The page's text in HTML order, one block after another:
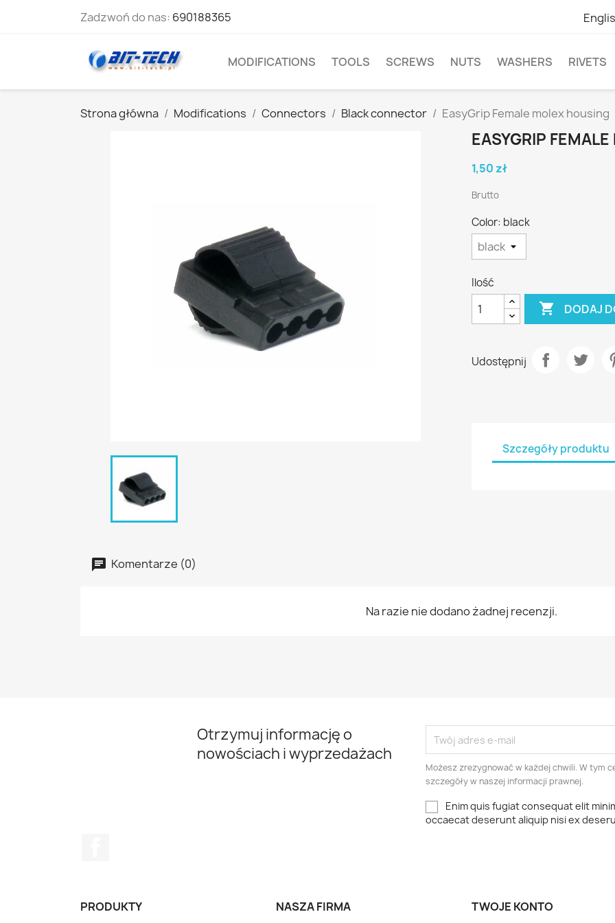
Zadzwoń do nas: 690188365
MODIFICATIONS TOOLS SCREWS NUTS WASHERS RIVETS
Strona główna Modifications Connectors Black connector EasyGrip Female molex housing
EASYGRIP
1,50 zł
Brutto
Color: black
Ilość
 DODAJ
Udostępnij
Szczegóły produktu
Komentarze (0)
Na razie nie dodano żadnej recenzji.
Otrzymuj informację o
nowościach i wyprzedażach
Możesz zrezygnować w każdej chwili. W tym
szczegóły w naszej informacji prawnej.
Enim quis fugiat consequat elit
occaecat deserunt aliquip nisi ex
PRODUKTY NASZA FIRMA TWOJE KONTO